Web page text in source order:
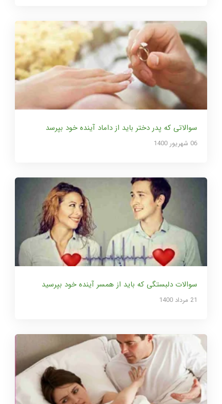
سوالاتی که پدر دختر باید از داماد آینده خود بپرسد
06 شهریور 1400
سوالات دلبستگی که باید از همسر آینده خود بپرسید
21 مرداد 1400